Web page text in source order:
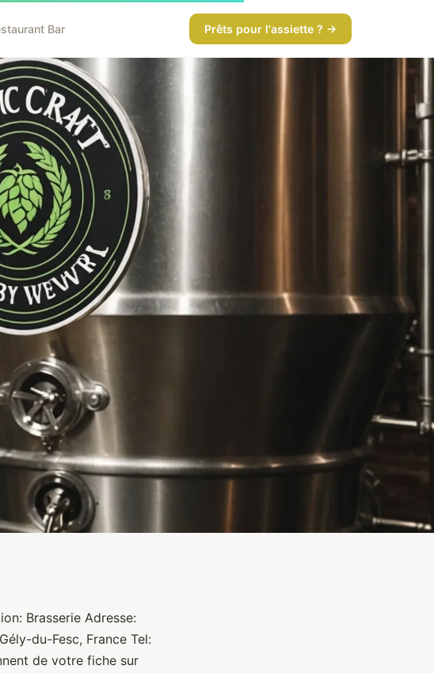
Bar Prêts pour l'assiette ? →
Brasserie Adresse:
du-Fesc, France Tel:
de votre fiche sur